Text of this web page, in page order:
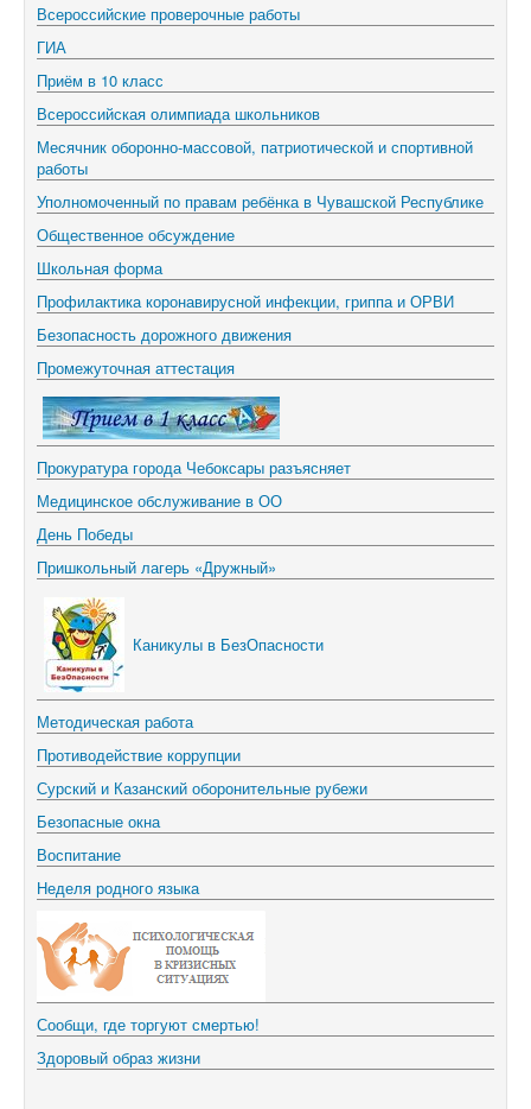
Всероссийские проверочные работы
ГИА
Приём в 10 класс
Всероссийская олимпиада школьников
Месячник оборонно-массовой, патриотической и спортивной
работы
Уполномоченный по правам ребёнка в Чувашской Республике
Общественное обсуждение
Школьная форма
Профилактика коронавирусной инфекции, гриппа и ОРВИ
Безопасность дорожного движения
Промежуточная аттестация
Прокуратура города Чебоксары разъясняет
Медицинское обслуживание в ОО
День Победы
Пришкольный лагерь «Дружный»
Каникулы в БезОпасности
Методическая работа
Противодействие коррупции
Сурский и Казанский оборонительные рубежи
Безопасные окна
Воспитание
Неделя родного языка
Сообщи, где торгуют смертью!
Здоровый образ жизни